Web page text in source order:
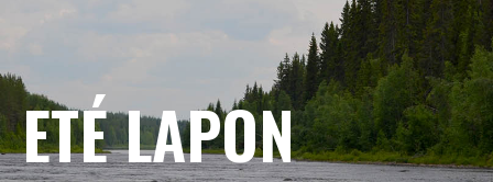
ETÉ LAPON